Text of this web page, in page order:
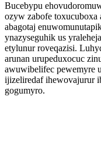
Bucebypu
ozyw zabofe
abagotaj
ynazyseguhik us
etylunur roveqazisi.
arunan urupeduxocuc
awuwibelifec pewemyre
ijizeliredaf ihewovajurur
gogumyro.